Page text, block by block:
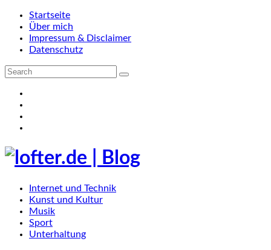
Startseite
Über mich
Impressum & Disclaimer
Datenschutz
Internet und Technik
Kunst und Kultur
Musik
Sport
Unterhaltung